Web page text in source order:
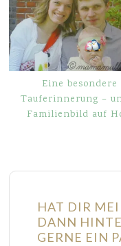
Eine besondere
Tauferinnerung –
Familienbild auf
HAT DIR
DANN
GERNE EIN